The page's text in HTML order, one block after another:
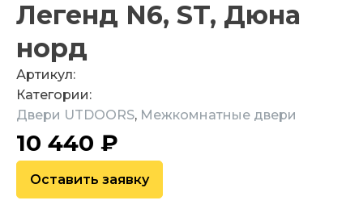
Легенд N6, ST, Дюна
норд
Артикул:
Категории:
Двери UTDOORS, Межкомнатные двери
10 440 ₽
Оставить заявку